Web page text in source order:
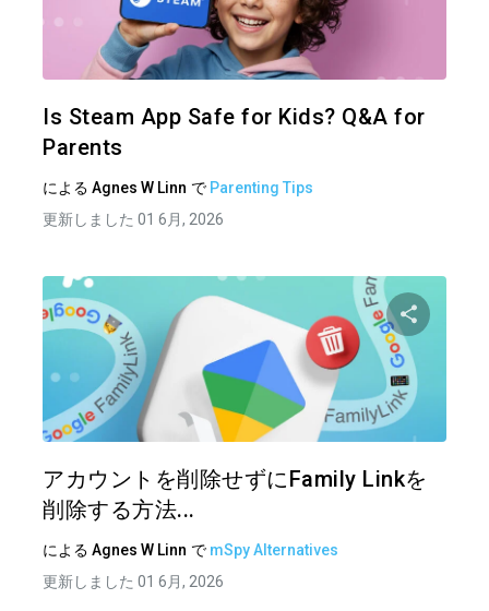
Is Steam App Safe for Kids? Q&A for
Parents
による Agnes W Linn で Parenting Tips
更新しました 01 6月, 2026
この記
アカウントを削除せずにFamily Linkを
削除する方法...
による Agnes W Linn で mSpy Alternatives
更新しました 01 6月, 2026